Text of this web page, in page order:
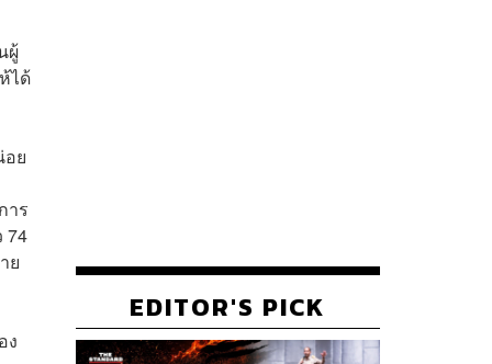
ผู้
ได้
อย
าร
74
ย
ง
EDITOR'S PICK